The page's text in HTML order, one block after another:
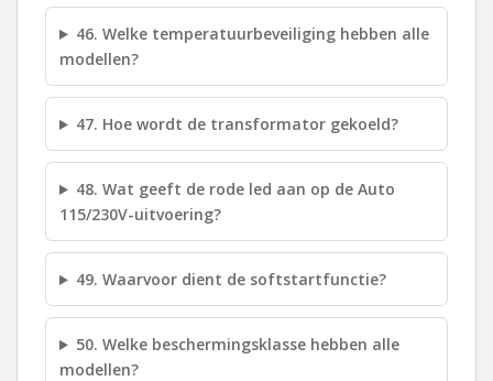
46. Welke temperatuurbeveiliging hebben alle
modellen?
47. Hoe wordt de transformator gekoeld?
48. Wat geeft de rode led aan op de Auto
115/230V-uitvoering?
49. Waarvoor dient de softstartfunctie?
50. Welke beschermingsklasse hebben alle
modellen?